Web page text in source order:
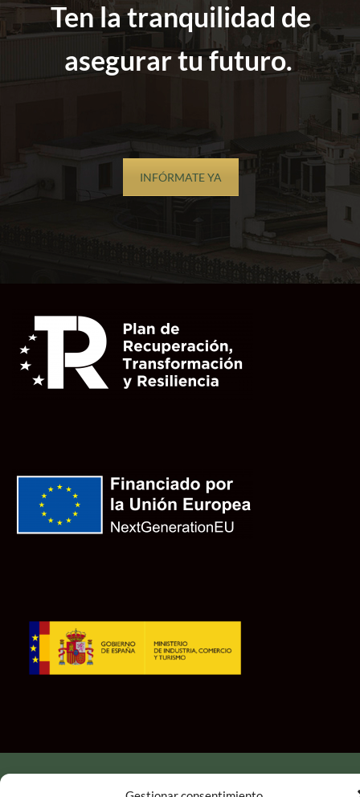
Ten la tranquilidad de
asegurar tu futuro.
INFÓRMATE YA
Copyright 2026 ©A2 Global Broker